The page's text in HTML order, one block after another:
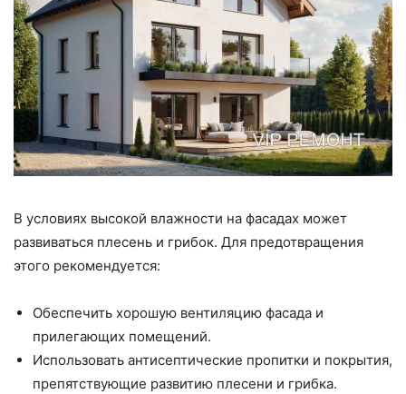
В условиях высокой влажности на фасадах может
развиваться плесень и грибок. Для предотвращения
этого рекомендуется:
Обеспечить хорошую вентиляцию фасада и
прилегающих помещений.
Использовать антисептические пропитки и покрытия,
препятствующие развитию плесени и грибка.